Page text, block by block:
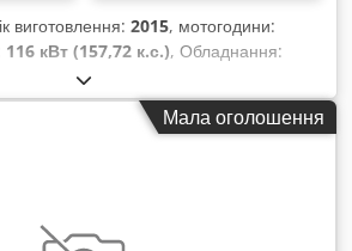
виготовлення: 2015, мотогодини:
116 кВт (157,72 к.с.), Обладнання:
повітрям
Мала оголошення